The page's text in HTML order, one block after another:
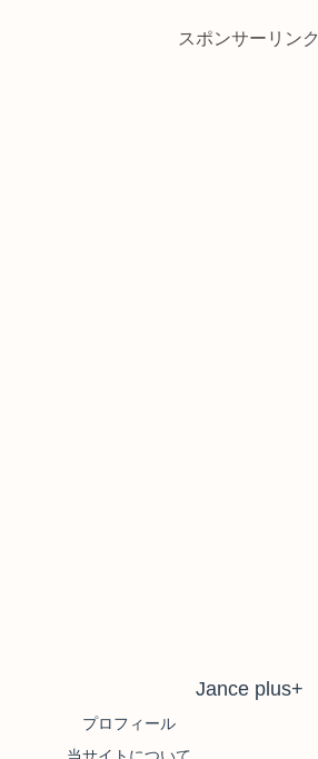
スポンサーリンク
Jance plus+
プロフィール
当サイトについて